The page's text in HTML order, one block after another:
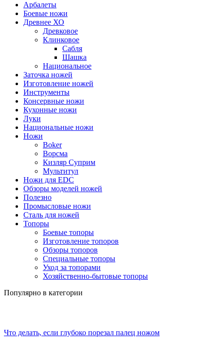
Арбалеты
Боевые ножи
Древнее ХО
Древковое
Клинковое
Сабля
Шашка
Национальное
Заточка ножей
Изготовление ножей
Инструменты
Консервные ножи
Кухонные ножи
Луки
Национальные ножи
Ножи
Boker
Ворсма
Кизляр Суприм
Мультитул
Ножи для EDC
Обзоры моделей ножей
Полезно
Промысловые ножи
Сталь для ножей
Топоры
Боевые топоры
Изготовление топоров
Обзоры топоров
Специальные топоры
Уход за топорами
Хозяйственно-бытовые топоры
Популярно в категории
Что делать, если глубоко порезал палец ножом